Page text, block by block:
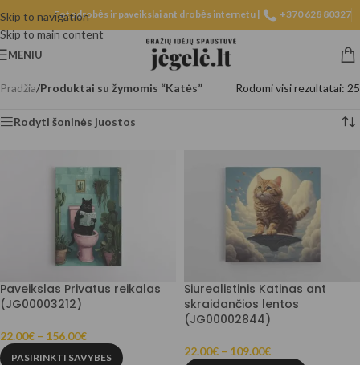
Skip to navigation
Skip to main content
Fotodrobės ir paveikslai ant drobės internetu | +370 628 80327
MENIU
Pradžia/Produktai su žymomis “Katės” Rodomi visi rezultatai: 25
Rodyti šoninės juostos
Paveikslas Privatus reikalas
(JG00003212)
22.00€ – 156.00€
PASIRINKTI SAVYBES
Siurealistinis Katinas ant
skraidančios lentos
(JG00002844)
22.00€ – 109.00€